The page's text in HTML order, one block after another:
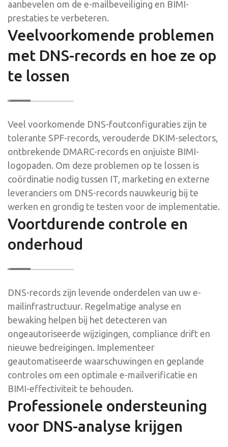
aanbevelen om de e-mailbeveiliging en BIMI-
prestaties te verbeteren.
Veelvoorkomende problemen
met DNS-records en hoe ze op
te lossen
Veel voorkomende DNS-foutconfiguraties zijn te
tolerante SPF-records, verouderde DKIM-selectors,
ontbrekende DMARC-records en onjuiste BIMI-
logopaden. Om deze problemen op te lossen is
coördinatie nodig tussen IT, marketing en externe
leveranciers om DNS-records nauwkeurig bij te
werken en grondig te testen voor de implementatie.
Voortdurende controle en
onderhoud
DNS-records zijn levende onderdelen van uw e-
mailinfrastructuur. Regelmatige analyse en
bewaking helpen bij het detecteren van
ongeautoriseerde wijzigingen, compliance drift en
nieuwe bedreigingen. Implementeer
geautomatiseerde waarschuwingen en geplande
controles om een optimale e-mailverificatie en
BIMI-effectiviteit te behouden.
Professionele ondersteuning
voor DNS-analyse krijgen